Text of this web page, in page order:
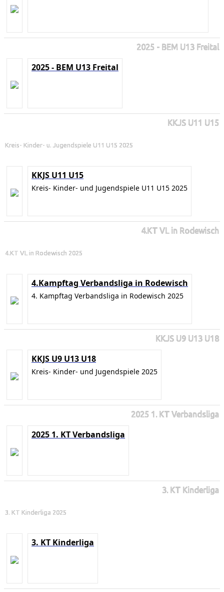
2025 - BEM U13 Freital
2025 - BEM U13 Freital
KKJS U11 U15
Kreis- Kinder- u. Jugendspiele U11 U15 2025
KKJS U11 U15
Kreis- Kinder- und Jugendspiele U11 U15 2025
4.KT VL in Rodewisch
4.KT VL in Rodewisch 2025
4.Kampftag Verbandsliga in Rodewisch
4. Kampftag Verbandsliga in Rodewisch 2025
KKJS U9 U13 U18
KKJS U9 U13 U18
Kreis- Kinder- und Jugendspiele 2025
2025 1. KT Verbandsliga
2025 1. KT Verbandsliga
3. KT Kinderliga
3. KT Kinderliga 2025
3. KT Kinderliga